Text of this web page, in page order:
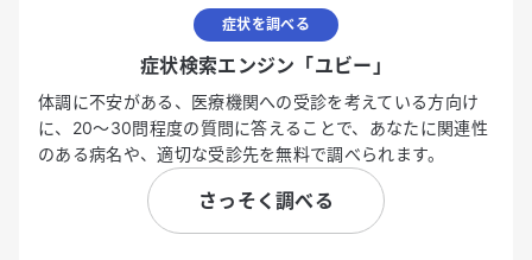
症状を調べる
症状検索エンジン「ユビー」
体調に不安がある、医療機関への受診を考えている方向け
に、20〜30問程度の質問に答えることで、あなたに関連性
のある病名や、適切な受診先を無料で調べられます。
さっそく調べる